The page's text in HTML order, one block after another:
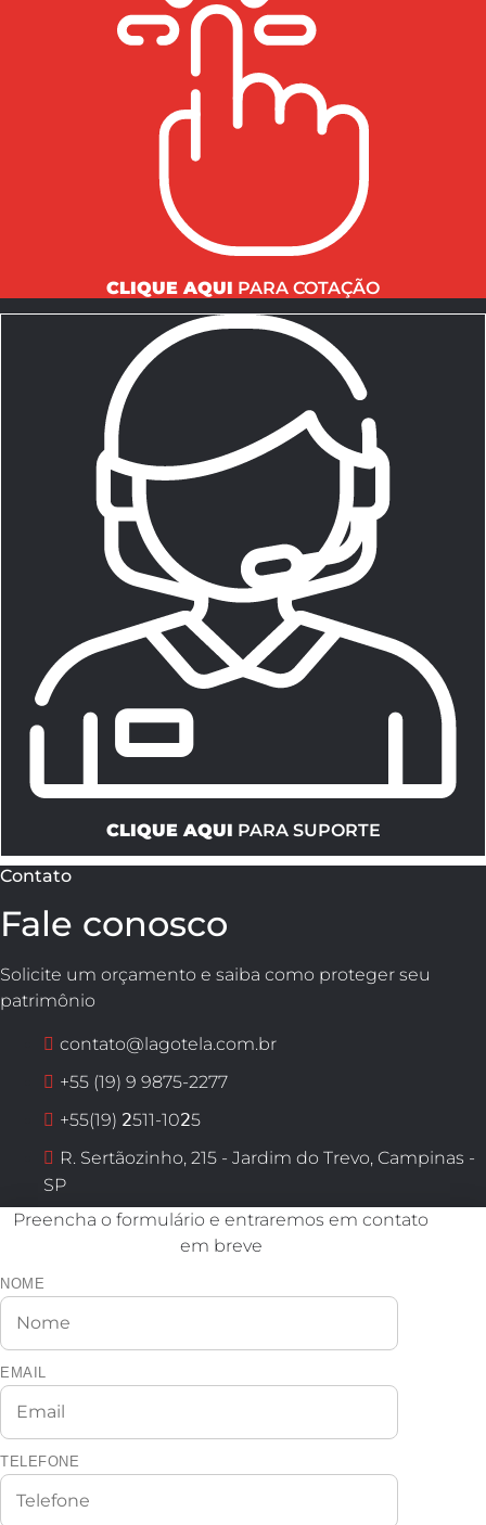
CLIQUE AQUI PARA COTAÇÃO
CLIQUE AQUI PARA SUPORTE
Contato
Fale conosco
Solicite um orçamento e saiba como proteger seu
patrimônio
contato@lagotela.com.br
+55 (19) 9 9875-2277
+55(19) 𝟤511-10𝟤5
R. Sertãozinho, 215 - Jardim do Trevo, Campinas -
SP
Preencha o formulário e entraremos em contato
em breve
NOME
EMAIL
TELEFONE